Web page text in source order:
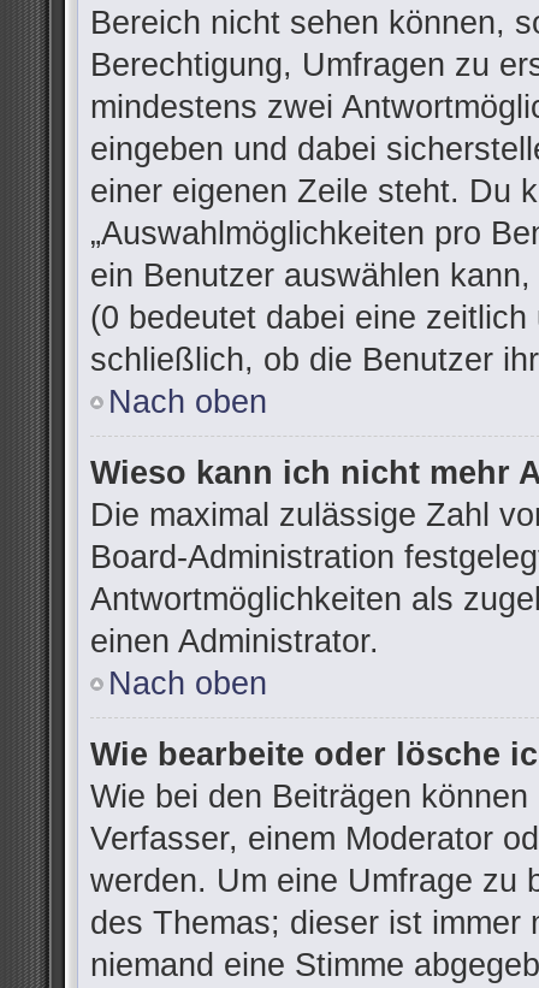
Bereich nicht sehen können,
Berechtigung, Umfragen zu
mindestens zwei
eingeben und dabei
einer eigenen Zeile steht. Du
„Auswahlmöglichkeiten pro
ein Benutzer auswählen
(0 bedeutet dabei eine
schließlich, ob die Benutzer
Nach oben
Wieso kann ich nicht mehr
Die maximal zulässige Zahl
Board-Administration
Antwortmöglichkeiten als
einen Administrator.
Nach oben
Wie bearbeite oder lösche
Wie bei den Beiträgen
Verfasser, einem Moderator
werden. Um eine Umfrage zu
des Themas; dieser ist immer
niemand eine Stimme